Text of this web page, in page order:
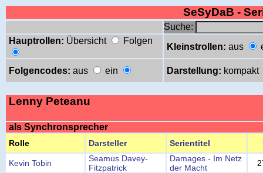
SeSyDaB -
Suche:
Hauptrollen: Übersicht Folgen
Kleinstrollen: aus
Folgencodes: aus ein Darstellung: kompakt
Lenny Peteanu
als Synchronsprecher
Rolle Darsteller Serientitel
Kevin Tobin
Seamus Davey-
Fitzpatrick
Damages - Im Netz
der Macht